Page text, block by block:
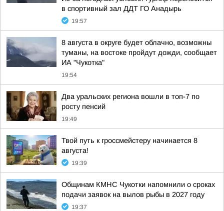
в спортивный зал ДДТ ГО Анадырь
19:57
8 августа в округе будет облачно, возможны
туманы, на востоке пройдут дожди, сообщает
ИА "Чукотка"
19:54
Два уральских региона вошли в топ-7 по
росту пенсий
19:49
Твой путь к гроссмейстеру начинается 8
августа!
19:39
Общинам КМНС Чукотки напомнили о сроках
подачи заявок на вылов рыбы в 2027 году
19:37